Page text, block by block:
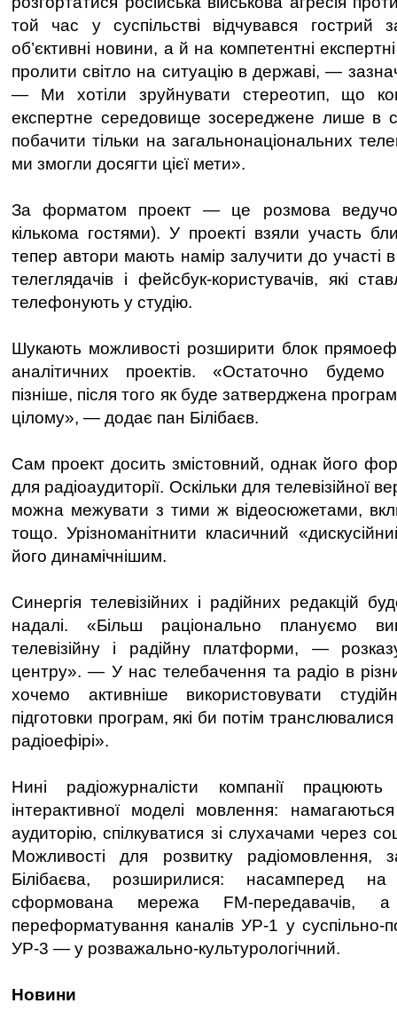
той час у суспільстві відчувався
об’єктивні новини, а й на компетентні
пролити світло на ситуацію в державі, —
— Ми хотіли зруйнувати стереотип, що
експертне середовище зосереджене лише в
побачити тільки на загальнонаціональних
ми змогли досягти цієї мети».
За форматом проект — це розмова
кількома гостями). У проекті взяли участь
тепер автори мають намір залучити до участі
телеглядачів і фейсбук-користувачів, які
телефонують у студію.
Шукають можливості розширити блок
аналітичних проектів. «Остаточно
пізніше, після того як буде затверджена
цілому», — додає пан Білібаєв.
Сам проект досить змістовний, однак його
для радіоаудиторії. Оскільки для телевізійної
можна межувати з тими ж відеосюжетами,
тощо. Урізноманітнити класичний
його динамічнішим.
Синергія телевізійних і радійних редакцій
надалі. «Більш раціонально плануємо
телевізійну і радійну платформи, —
центру». — У нас телебачення та радіо в
хочемо активніше використовувати
підготовки програм, які би потім транслювалися
радіоефірі».
Нині радіожурналісти компанії
інтерактивної моделі мовлення:
аудиторію, спілкуватися зі слухачами через
Можливості для розвитку радіомовлення,
Білібаєва, розширилися: насамперед на
сформована мережа FM-передавачів,
переформатування каналів УР-1 у суспільно-
УР-3 — у розважально-культурологічний.
Новини